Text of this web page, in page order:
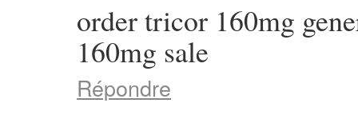
order tricor 160mg
160mg sale
Répondre